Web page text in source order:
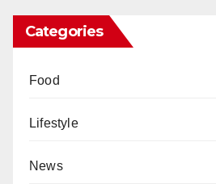
Categories
Food
Lifestyle
News